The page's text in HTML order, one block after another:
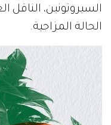
السيروتونين،
الحالة المزاجية.